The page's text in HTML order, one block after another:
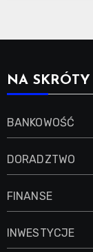
NA SKRÓTY
BANKOWOŚĆ
DORADZTWO
FINANSE
INWESTYCJE